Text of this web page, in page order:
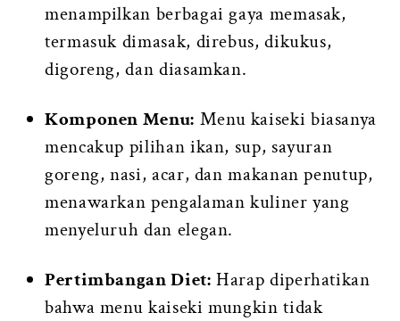
menampilkan berbagai gaya memasak,
termasuk dimasak, direbus, dikukus,
digoreng, dan diasamkan.
Komponen Menu: Menu kaiseki biasanya
mencakup pilihan ikan, sup, sayuran
goreng, nasi, acar, dan makanan penutup,
menawarkan pengalaman kuliner yang
menyeluruh dan elegan.
Pertimbangan Diet: Harap diperhatikan
bahwa menu kaiseki mungkin tidak